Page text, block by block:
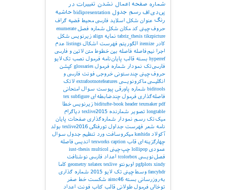
شماره صفحه اعمال نشدن تغییرات در
پی‌دی‌اف رسم جدول bidipresentation حاشیه
رنگ عنوان شکل اسلاید فارسی محیط قضیه گراف
حروف‌چینی کد مکان شکل شماره فصل enumerate
tabriz_thesis tikzpicture نمایه align زیرنویس شکل
کادر
itemize الگوریتم فهرست اشکال listings عدم
اجرا
نیم‌فاصله فاصله بین خطوط متن لاتین و فارسی
hyperref بسته قالب پایان‌نامه فرمول نصب تک‌لایو
فارسی‌تک نمودار شماره فرمول glossaries کپشن
حروف‌چینی چندستونی خروجی فونت فارسی و
انگلیسی ماکرونویسی extrafootnotefeatures لاتک
biditools شماره پاورقی پیوست‌ سوال امتحانی
فاصله‌گذاری فرمول چندضابطه‌ای tex subfigure
biditufte-book header texmaker pdf زیرنویس خطا
longtable تصویر شمارنده texlive2015 دیاگرام
میک‌تک رسم نمودار شماره‌گذاری صفحات پایان
نامه شعر فهرست جداول تورفتگی texlive2016 بولد
آکولاد kashida میکروسافت ورد تنظیم جدول سوال
چهارگزینه‌ای قاب texworks caption اندیس فاصله
عمودی lollipop چپ‌چینی iust-thesis multicol
فصل‌نویسی tcolorbox اعداد فارسی نوشتافت
pgfplots xindy اوبونتو geometry xelatex texlive
کاما
fancyhdr وسط‌چینی تک لایو 2015
شماره گذاری
به‌روزرسانی بسته aimc46 شکست خط صفر
توخالی فرمول طولانی قالب کتاب فونت اعداد